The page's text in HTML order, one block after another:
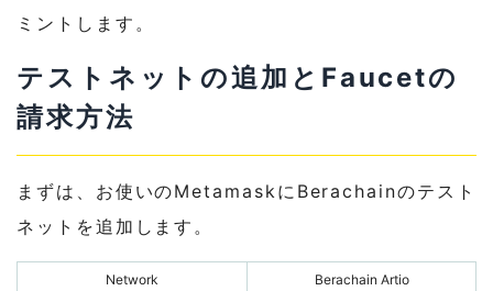
ミントします。
テストネットの追加とFaucetの
請求方法
まずは、お使いのMetamaskにBerachainのテスト
ネットを追加します。
Network Berachain Artio